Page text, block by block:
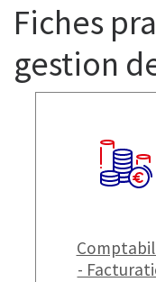
Fiches
gestion
-